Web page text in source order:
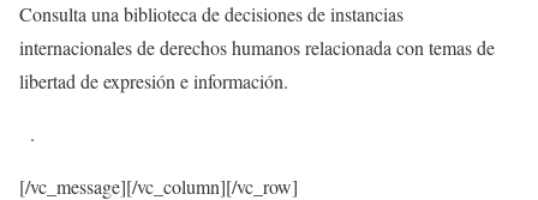
Consulta una biblioteca de decisiones de instancias
internacionales de derechos humanos relacionada con temas de
libertad de expresión e información.
.
[/vc_message][/vc_column][/vc_row]